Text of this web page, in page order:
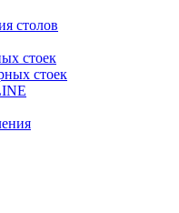
столов
стоек
стоек